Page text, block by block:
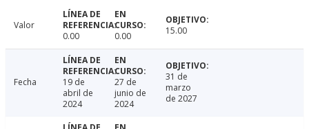
Valor
0.00
0.00 15.00
Fecha
19 de
abril de
2024
27 de
junio de
2024
31 de
marzo
de 2027